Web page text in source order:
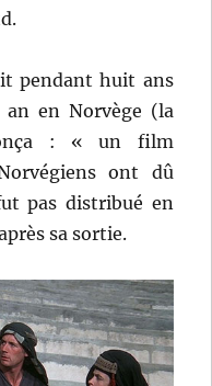
pendant huit ans
en Norvège (la
: « un film
ont dû
pas distribué en
sa sortie.